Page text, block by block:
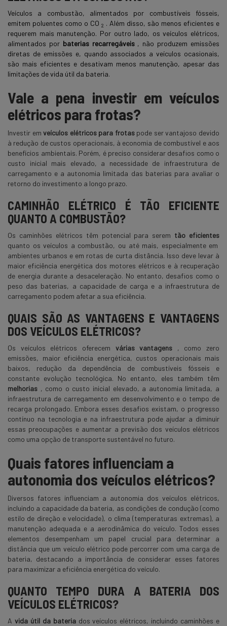
Veículos a combustão, alimentados por combustíveis fósseis,
emitem poluentes como o CO 2 . Além disso, são menos eficientes e
requerem mais manutenção. Por outro lado, os veículos elétricos,
alimentados por baterias recarregáveis, não produzem emissões
diretas de emissões e, quando associados a veículos ocasionais,
são mais eficientes e desativam menos manutenção, apesar das
limitações de vida útil da bateria.
Vale a pena investir em veículos
elétricos para frotas?
Investir emveículos elétricos para frotaspode ser vantajoso devido
à redução de custos operacionais, à economia de combustível e aos
benefícios ambientais. Porém, é preciso considerar desafios como o
custo inicial mais elevado, a necessidade de infraestrutura de
carregamento e a autonomia limitada das baterias para avaliar o
retorno do investimento a longo prazo.
CAMINHÃO ELÉTRICO É TÃO EFICIENTE
QUANTO A COMBUSTÃO?
Os caminhões elétricos têm potencial para serem tão eficientes
quanto os veículos a combustão, ou até mais, especialmente em
ambientes urbanos e em rotas de curta distância. Isso deve levar à
maior eficiência energética dos motores elétricos e à recuperação
de energia durante a desaceleração. No entanto, desafios como o
peso das baterias, a capacidade de carga e a infraestrutura de
carregamento podem afetar a sua eficiência.
QUAIS SÃO AS VANTAGENS E VANTAGENS
DOS VEÍCULOS ELÉTRICOS?
Os veículos elétricos oferecem várias vantagens , como zero
emissões, maior eficiência energética, custos operacionais mais
baixos, redução da dependência de combustíveis fósseis e
constante evolução tecnológica. No entanto, eles também têm
melhorias , como o custo inicial elevado, a autonomia limitada, a
infraestrutura de carregamento em desenvolvimento e o tempo de
recarga prolongado. Embora esses desafios existam, o progresso
contínuo na tecnologia e na infraestrutura pode ajudar a diminuir
essas preocupações e aumentar a previsão dos veículos elétricos
como uma opção de transporte sustentável no futuro.
Quais fatores influenciam a
autonomia dos veículos elétricos?
Diversos fatores influenciam a autonomia dos veículos elétricos,
incluindo a capacidade da bateria, as condições de condução (como
estilo de direção e velocidade), o clima (temperaturas extremas), a
manutenção adequada e a aerodinâmica do veículo. Todos esses
elementos desempenham um papel crucial para determinar a
distância que um veículo elétrico pode percorrer com uma carga de
bateria, destacando a importância de considerar esses fatores
para maximizar a eficiência energética do veículo.
QUANTO TEMPO DURA A BATERIA DOS
VEÍCULOS ELÉTRICOS?
A vida útil da bateriados veículos elétricos, incluindo caminhões e